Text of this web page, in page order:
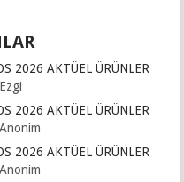
2026 AKTÜEL ÜRÜNLER
Ezgi
2026 AKTÜEL ÜRÜNLER
Anonim
2026 AKTÜEL ÜRÜNLER
Anonim